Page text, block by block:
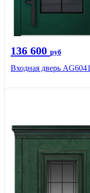
136 600 руб
Входная дверь AG6041